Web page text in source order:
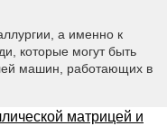
а именно к
которые могут быть
машин, работающих в
матрицей и